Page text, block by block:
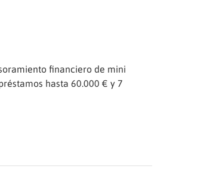
financiero de mini
hasta 60.000 € y 7